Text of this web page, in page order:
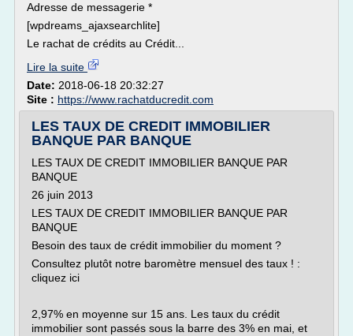
Adresse de messagerie *
[wpdreams_ajaxsearchlite]
Le rachat de crédits au Crédit...
Lire la suite
Date: 2018-06-18 20:32:27
Site : https://www.rachatducredit.com
LES TAUX DE CREDIT IMMOBILIER
BANQUE PAR BANQUE
LES TAUX DE CREDIT IMMOBILIER BANQUE PAR
BANQUE
26 juin 2013
LES TAUX DE CREDIT IMMOBILIER BANQUE PAR
BANQUE
Besoin des taux de crédit immobilier du moment ?
Consultez plutôt notre baromètre mensuel des taux ! :
cliquez ici
2,97% en moyenne sur 15 ans. Les taux du crédit
immobilier sont passés sous la barre des 3% en mai, et